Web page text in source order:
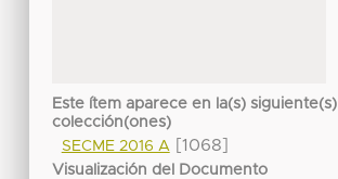
Este ítem aparece en la(s) siguiente(s)
colección(ones)
SECME 2016 A[1068]
Visualización del Documento